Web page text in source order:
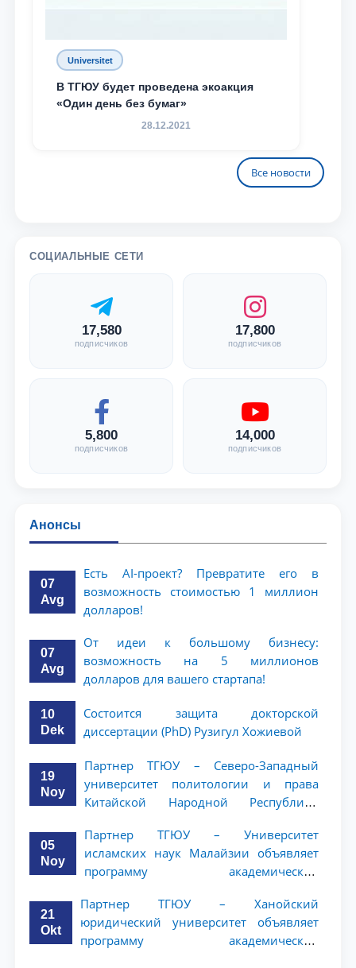
Universitet
В ТГЮУ будет проведена экоакция
«Один день без бумаг»
28.12.2021
Все новости
СОЦИАЛЬНЫЕ СЕТИ
17,580
подписчиков
17,800
подписчиков
5,800
подписчиков
14,000
подписчиков
Анонсы
07
Avg
Есть AI-проект? Превратите его в
возможность стоимостью 1 миллион
долларов!
07
Avg
От идеи к большому бизнесу:
возможность на 5 миллионов
долларов для вашего стартапа!
10
Dek
Состоится защита докторской
диссертации (PhD) Рузигул Xoжиевой
19
Noy
Партнер ТГЮУ – Северо-Западный
университет политологии и права
Китайской Народной Республики
академической мобильности для
студентов 2–3 курсов
05
Noy
Партнер ТГЮУ – Университет
исламских наук Малайзии объявляет
программу академической
ТГЮУ
21
Okt
Партнер ТГЮУ – Ханойский
юридический университет объявляет
программу академической